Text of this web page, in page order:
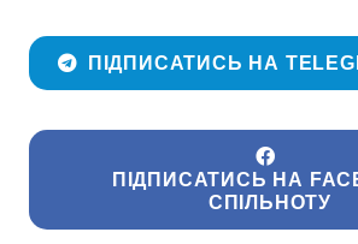
ПІДПИСАТИСЬ НА
ПІДПИСАТИСЬ НА
СПІЛЬНОТУ